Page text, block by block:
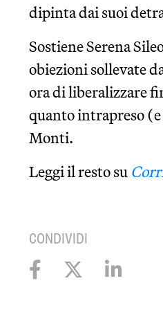
dipinta dai suoi
Sostiene Serena
obiezioni sollevate
ora di liberalizzare
quanto intrapreso
Monti.
Leggi il resto su
CONDIVIDI